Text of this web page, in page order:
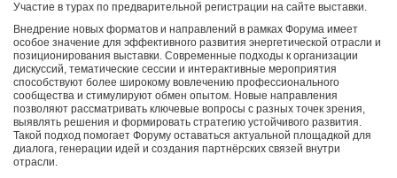
Участие в турах по предварительной регистрации на сайте выставки.
Внедрение новых форматов и направлений в рамках Форума имеет
особое значение для эффективного развития энергетической отрасли и
позиционирования выставки. Современные подходы к организации
дискуссий, тематические сессии и интерактивные мероприятия
способствуют более широкому вовлечению профессионального
сообщества и стимулируют обмен опытом. Новые направления
позволяют рассматривать ключевые вопросы с разных точек зрения,
выявлять решения и формировать стратегию устойчивого развития.
Такой подход помогает Форуму оставаться актуальной площадкой для
диалога, генерации идей и создания партнёрских связей внутри
отрасли.